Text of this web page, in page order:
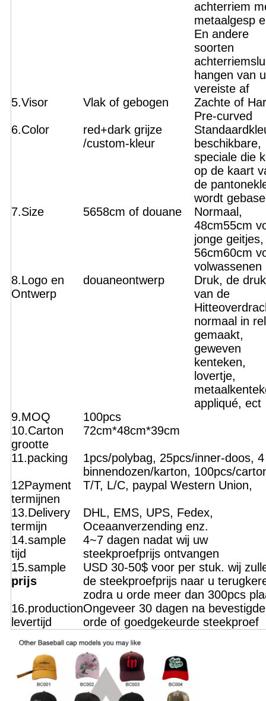
achterriem
metaalgesp
En andere
soorten
hangen van
vereiste af
5.Visor
Vlak of gebogen
Zachte of
Pre-curved
6.Color
red+dark grijze
/custom-kleur
beschikbare,
speciale die
op de kaart
de
wordt
7.Size
5658cm of douane
Normaal,
48cm55cm
jonge geitjes,
56cm60cm
volwassenen
8.Logo en
Ontwerp
douaneontwerp
Druk, de druk
van de
normaal in
gemaakt,
geweven
kenteken,
lovertje,
appliqué, ect
9.MOQ
100pcs
10.Carton
grootte
72cm*48cm*39cm
11.packing
1pcs/polybag, 25pcs/inner-doos, 4
binnendozen/karton, 100pcs/
12Payment
termijnen
T/T, L/C, paypal Western Union,
13.Delivery
termijn
DHL, EMS, UPS, Fedex,
Oceaanverzending enz.
14.sample
tijd
4~7 dagen nadat wij uw
steekproefprijs ontvangen
15.sample
prijs
USD 30-50$ voor per stuk. wij
de steekproefprijs naar u
zodra u orde meer dan 300pcs
16.production
levertijd
Ongeveer 30 dagen na bevestigde
orde of goedgekeurde steekproef